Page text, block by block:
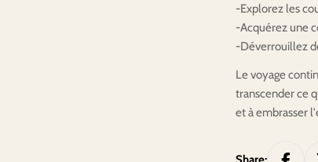
-Explorez les
-Acquérez une
-Déverrouillez
Le voyage
transcender ce
et à embrasser